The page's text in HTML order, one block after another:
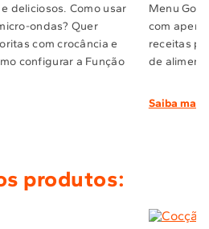
Inox
deliciosos. Como usar
ondas? Quer
com crocância e
configurar a Função
Menu
com
receitas
de
Saiba mais
produtos: